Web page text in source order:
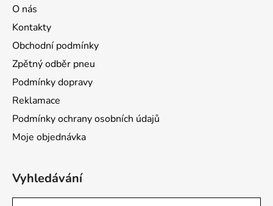
O nás
Kontakty
Obchodní podmínky
Zpětný odběr pneu
Podmínky dopravy
Reklamace
Podmínky ochrany osobních údajů
Moje objednávka
Vyhledávání